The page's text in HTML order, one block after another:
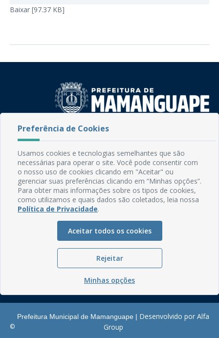
Baixar [97.37 KB]
Fone: (83) 3292-2246
Email: comunicacao@mamanguape.pb.gov.br
Expediente: Segunda à Sexta, das 08h às 13h
Mapa do Site
Perguntas frequentes
Manual de Navegação
Glossário
Ouvidoria
Serviços Internos
Política de Privacidade
©
Prefeitura Municipal de Mamanguape | Desenvolvido por Alfa
Group
Preferência de Cookies
Usamos cookies e tecnologias semelhantes que são
necessárias para operar o site. Você pode consentir com
o nosso uso de cookies clicando em "Aceitar" ou
gerenciar suas preferências clicando em “Minhas opções”.
Para obter mais informações sobre os tipos de cookies,
como utilizamos e quais dados são coletados, leia nossa
Política de Privacidade.
Aceitar todos os cookies
Rejeitar
Minhas opções